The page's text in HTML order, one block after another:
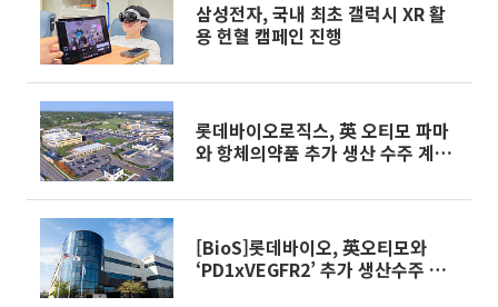
삼성전자, 국내 최초 갤럭시 XR 활
용 헌혈 캠페인 진행
롯데바이오로직스, 英 오티모 파마
와 항체의약품 추가 생산 수주 계약
[BioS]롯데바이오, 英오티모와
‘PD1xVEGFR2’ 추가 생산수주 계